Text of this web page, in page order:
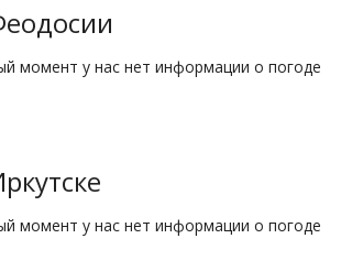
момент у нас нет информации о погоде
момент у нас нет информации о погоде